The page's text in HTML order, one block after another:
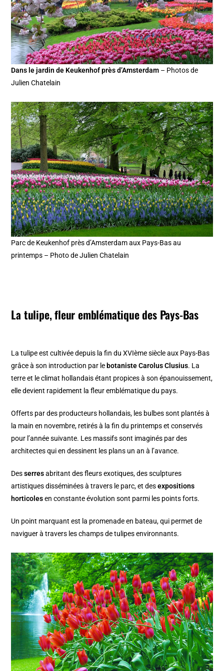
Dans le jardin de Keukenhof près d’Amsterdam – Photos de
Julien Chatelain
Parc de Keukenhof près d’Amsterdam aux Pays-Bas au
printemps – Photo de Julien Chatelain
La tulipe, fleur emblématique des Pays-Bas
La tulipe est cultivée depuis la fin du XVIème siècle aux Pays-Bas
grâce à son introduction par le botaniste Carolus Clusius. La
terre et le climat hollandais étant propices à son épanouissement,
elle devient rapidement la fleur emblématique du pays.
Offerts par des producteurs hollandais, les bulbes sont plantés à
la main en novembre, retirés à la fin du printemps et conservés
pour l’année suivante. Les massifs sont imaginés par des
architectes qui en dessinent les plans un an à l’avance.
Desserresabritant des fleurs exotiques, des sculptures
artistiques disséminées à travers le parc, et desexpositions
horticolesen constante évolution sont parmi les points forts.
Un point marquant est la promenade en bateau, qui permet de
naviguer à travers les champs de tulipes environnants.